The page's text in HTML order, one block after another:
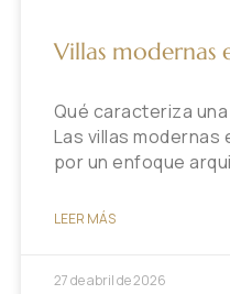
Villas modernas
Qué caracteriza
Las villas modernas
por un enfoque
LEER MÁS
27 de abril de 2026